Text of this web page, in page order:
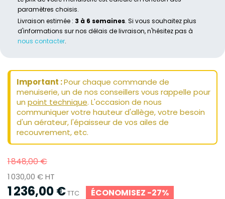
paramètres choisis.
Livraison estimée : 3 à 6 semaines. Si vous souhaitez plus
d'informations sur nos délais de livraison, n'hésitez pas à
nous contacter.
Important :Pour chaque commande de
menuiserie, un de nos conseillers vous rappelle pour
un point technique. L'occasion de nous
communiquer votre hauteur d'allège, votre besoin
d'un aérateur, l'épaisseur de vos ailes de
recouvrement, etc.
1 848,00 €
1 030,00 € HT
1 236,00 €TTC
ÉCONOMISEZ -27%